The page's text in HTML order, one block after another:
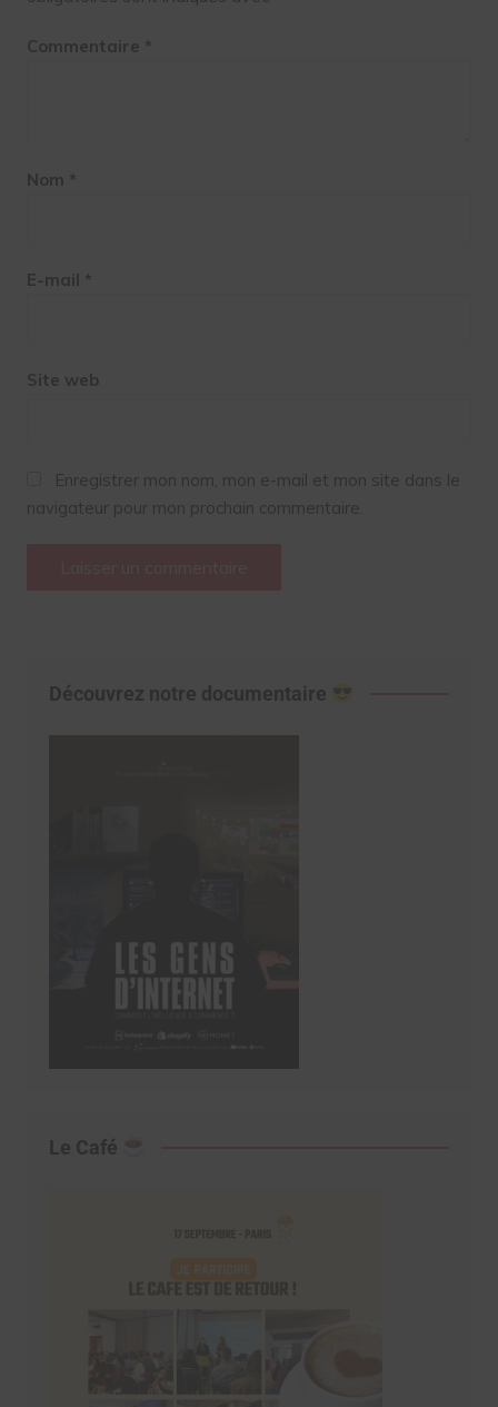
Commentaire *
Nom *
E-mail *
Site web
Enregistrer mon nom, mon e-mail et mon site dans le
navigateur pour mon prochain commentaire.
Découvrez notre documentaire
Le Café